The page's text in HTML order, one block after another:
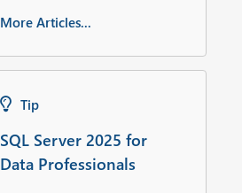
More Articles...
Tip
SQL Server 2025 for
Data Professionals